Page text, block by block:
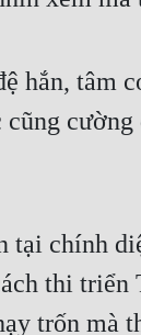
hắn, tâm
cũng
tại chính
thi triển
trốn mà